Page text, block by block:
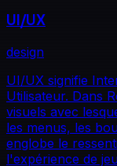
UI/UX
design
UI/UX signifie
Utilisateur. Dans
visuels avec
les menus, les
englobe le
l'expérience de